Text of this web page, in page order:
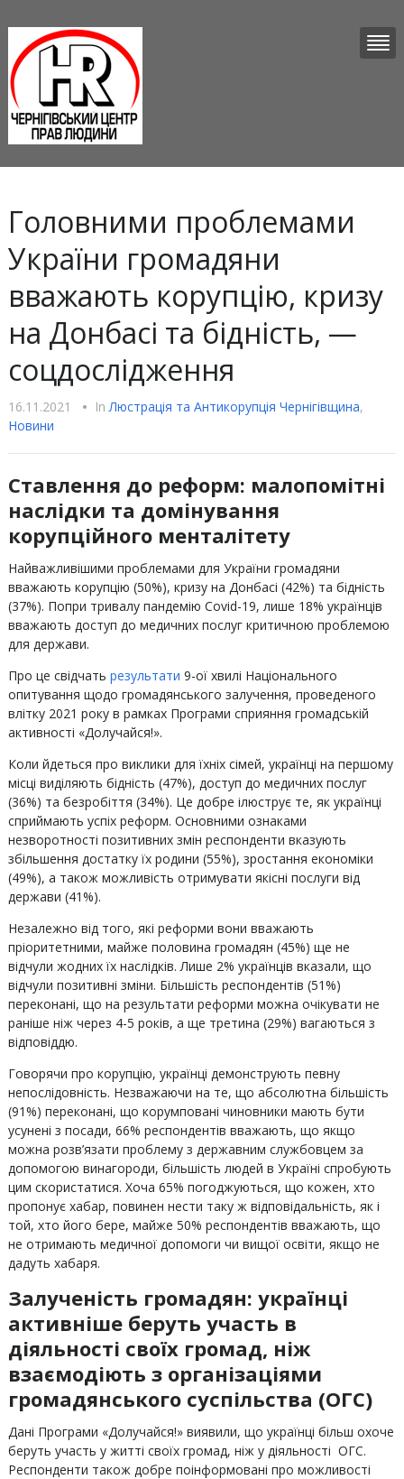
Головними проблемами
України громадяни
вважають корупцію, кризу
на Донбасі та бідність, —
соцдослідження
16.11.2021 • InЛюстрацiя та Антикорупцiя Чернігівщина,
Новини
Ставлення до реформ: малопомітні
наслідки та домінування
корупційного менталітету
Найважливішими проблемами для України громадяни
вважають корупцію (50%), кризу на Донбасі (42%) та бідність
(37%). Попри тривалу пандемію Covid-19, лише 18% українців
вважають доступ до медичних послуг критичною проблемою
для держави.
Про це свідчать результати 9-ої хвилі Національного
опитування щодо громадянського залучення, проведеного
влітку 2021 року в рамках Програми сприяння громадській
активності «Долучайся!».
Коли йдеться про виклики для їхніх сімей, українці на першому
місці виділяють бідність (47%), доступ до медичних послуг
(36%) та безробіття (34%). Це добре ілюструє те, як українці
сприймають успіх реформ. Основними ознаками
незворотності позитивних змін респонденти вказують
збільшення достатку їх родини (55%), зростання економіки
(49%), а також можливість отримувати якісні послуги від
держави (41%).
Незалежно від того, які реформи вони вважають
пріоритетними, майже половина громадян (45%) ще не
відчули жодних їх наслідків. Лише 2% українців вказали, що
відчули позитивні зміни. Більшість респондентів (51%)
переконані, що на результати реформи можна очікувати не
раніше ніж через 4-5 років, а ще третина (29%) вагаються з
відповіддю.
Говорячи про корупцію, українці демонструють певну
непослідовність. Незважаючи на те, що абсолютна більшість
(91%) переконані, що корумповані чиновники мають бути
усунені з посади, 66% респондентів вважають, що якщо
можна розв’язати проблему з державним службовцем за
допомогою винагороди, більшість людей в Україні спробують
цим скористатися. Хоча 65% погоджуються, що кожен, хто
пропонує хабар, повинен нести таку ж відповідальність, як і
той, хто його бере, майже 50% респондентів вважають, що
не отримають медичної допомоги чи вищої освіти, якщо не
дадуть хабаря.
Залученість громадян: українці
активніше беруть участь в
діяльності своїх громад, ніж
взаємодіють з організаціями
громадянського суспільства (ОГС)
Дані Програми «Долучайся!» виявили, що українці більш охоче
беруть участь у житті своїх громад, ніж у діяльності ОГС.
Респонденти також добре поінформовані про можливості